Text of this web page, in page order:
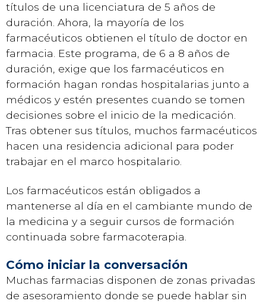
títulos de una licenciatura de 5 años de
duración. Ahora, la mayoría de los
farmacéuticos obtienen el título de doctor en
farmacia. Este programa, de 6 a 8 años de
duración, exige que los farmacéuticos en
formación hagan rondas hospitalarias junto a
médicos y estén presentes cuando se tomen
decisiones sobre el inicio de la medicación.
Tras obtener sus títulos, muchos farmacéuticos
hacen una residencia adicional para poder
trabajar en el marco hospitalario.
Los farmacéuticos están obligados a
mantenerse al día en el cambiante mundo de
la medicina y a seguir cursos de formación
continuada sobre farmacoterapia.
Cómo iniciar la conversación
Muchas farmacias disponen de zonas privadas
de asesoramiento donde se puede hablar sin